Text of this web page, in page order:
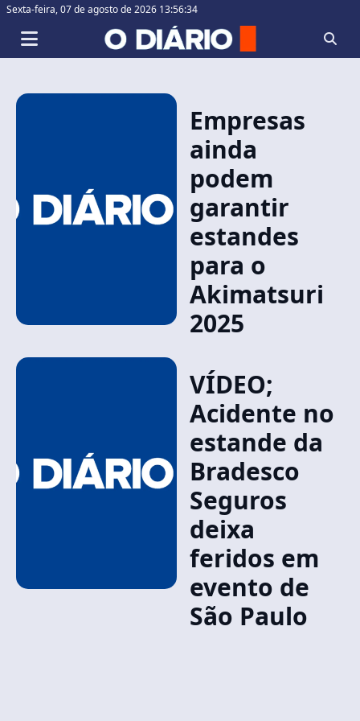
Sexta-feira,07 de agosto de 2026 13:56:34
Empresas
ainda
podem
garantir
estandes
para o
Akimatsuri
2025
VÍDEO;
Acidente no
estande da
Bradesco
Seguros
deixa
feridos em
evento de
São Paulo